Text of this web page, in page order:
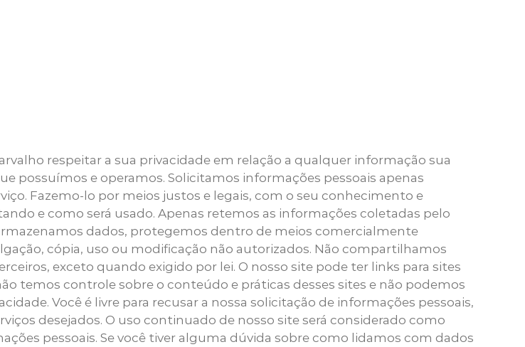
respeitar a sua privacidade em relação a qualquer informação sua
possuímos e operamos. Solicitamos informações pessoais apenas
Fazemo-lo por meios justos e legais, com o seu conhecimento e
e como será usado. Apenas retemos as informações coletadas pelo
dados, protegemos dentro de meios comercialmente
cópia, uso ou modificação não autorizados. Não compartilhamos
exceto quando exigido por lei. O nosso site pode ter links para sites
temos controle sobre o conteúdo e práticas desses sites e não podemos
Você é livre para recusar a nossa solicitação de informações pessoais,
desejados. O uso continuado de nosso site será considerado como
pessoais. Se você tiver alguma dúvida sobre como lidamos com dados